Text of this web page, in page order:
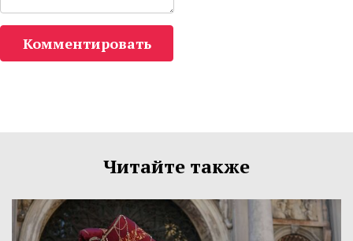
Комментировать
Читайте также